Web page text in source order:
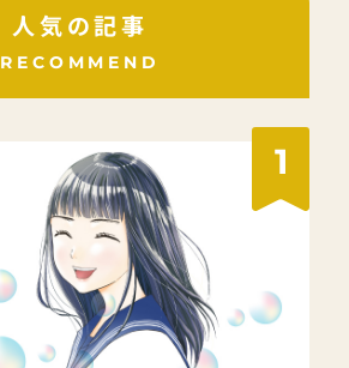
人気の記事
RECOMMEND
1